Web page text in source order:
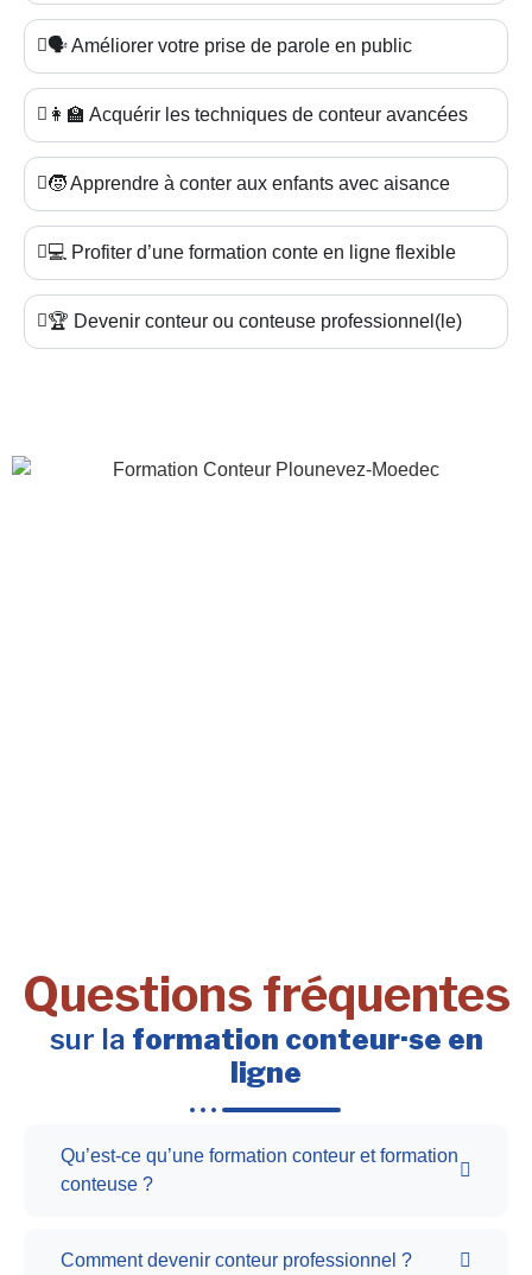
🗣️ Améliorer votre prise de parole en public
👩‍🏫 Acquérir les techniques de conteur avancées
🧒 Apprendre à conter aux enfants avec aisance
💻 Profiter d’une formation conte en ligne flexible
🏆 Devenir conteur ou conteuse professionnel(le)
Questions fréquentes
sur la formation conteur·se en
ligne
Qu’est-ce qu’une formation conteur et formation
conteuse ?
Comment devenir conteur professionnel ?